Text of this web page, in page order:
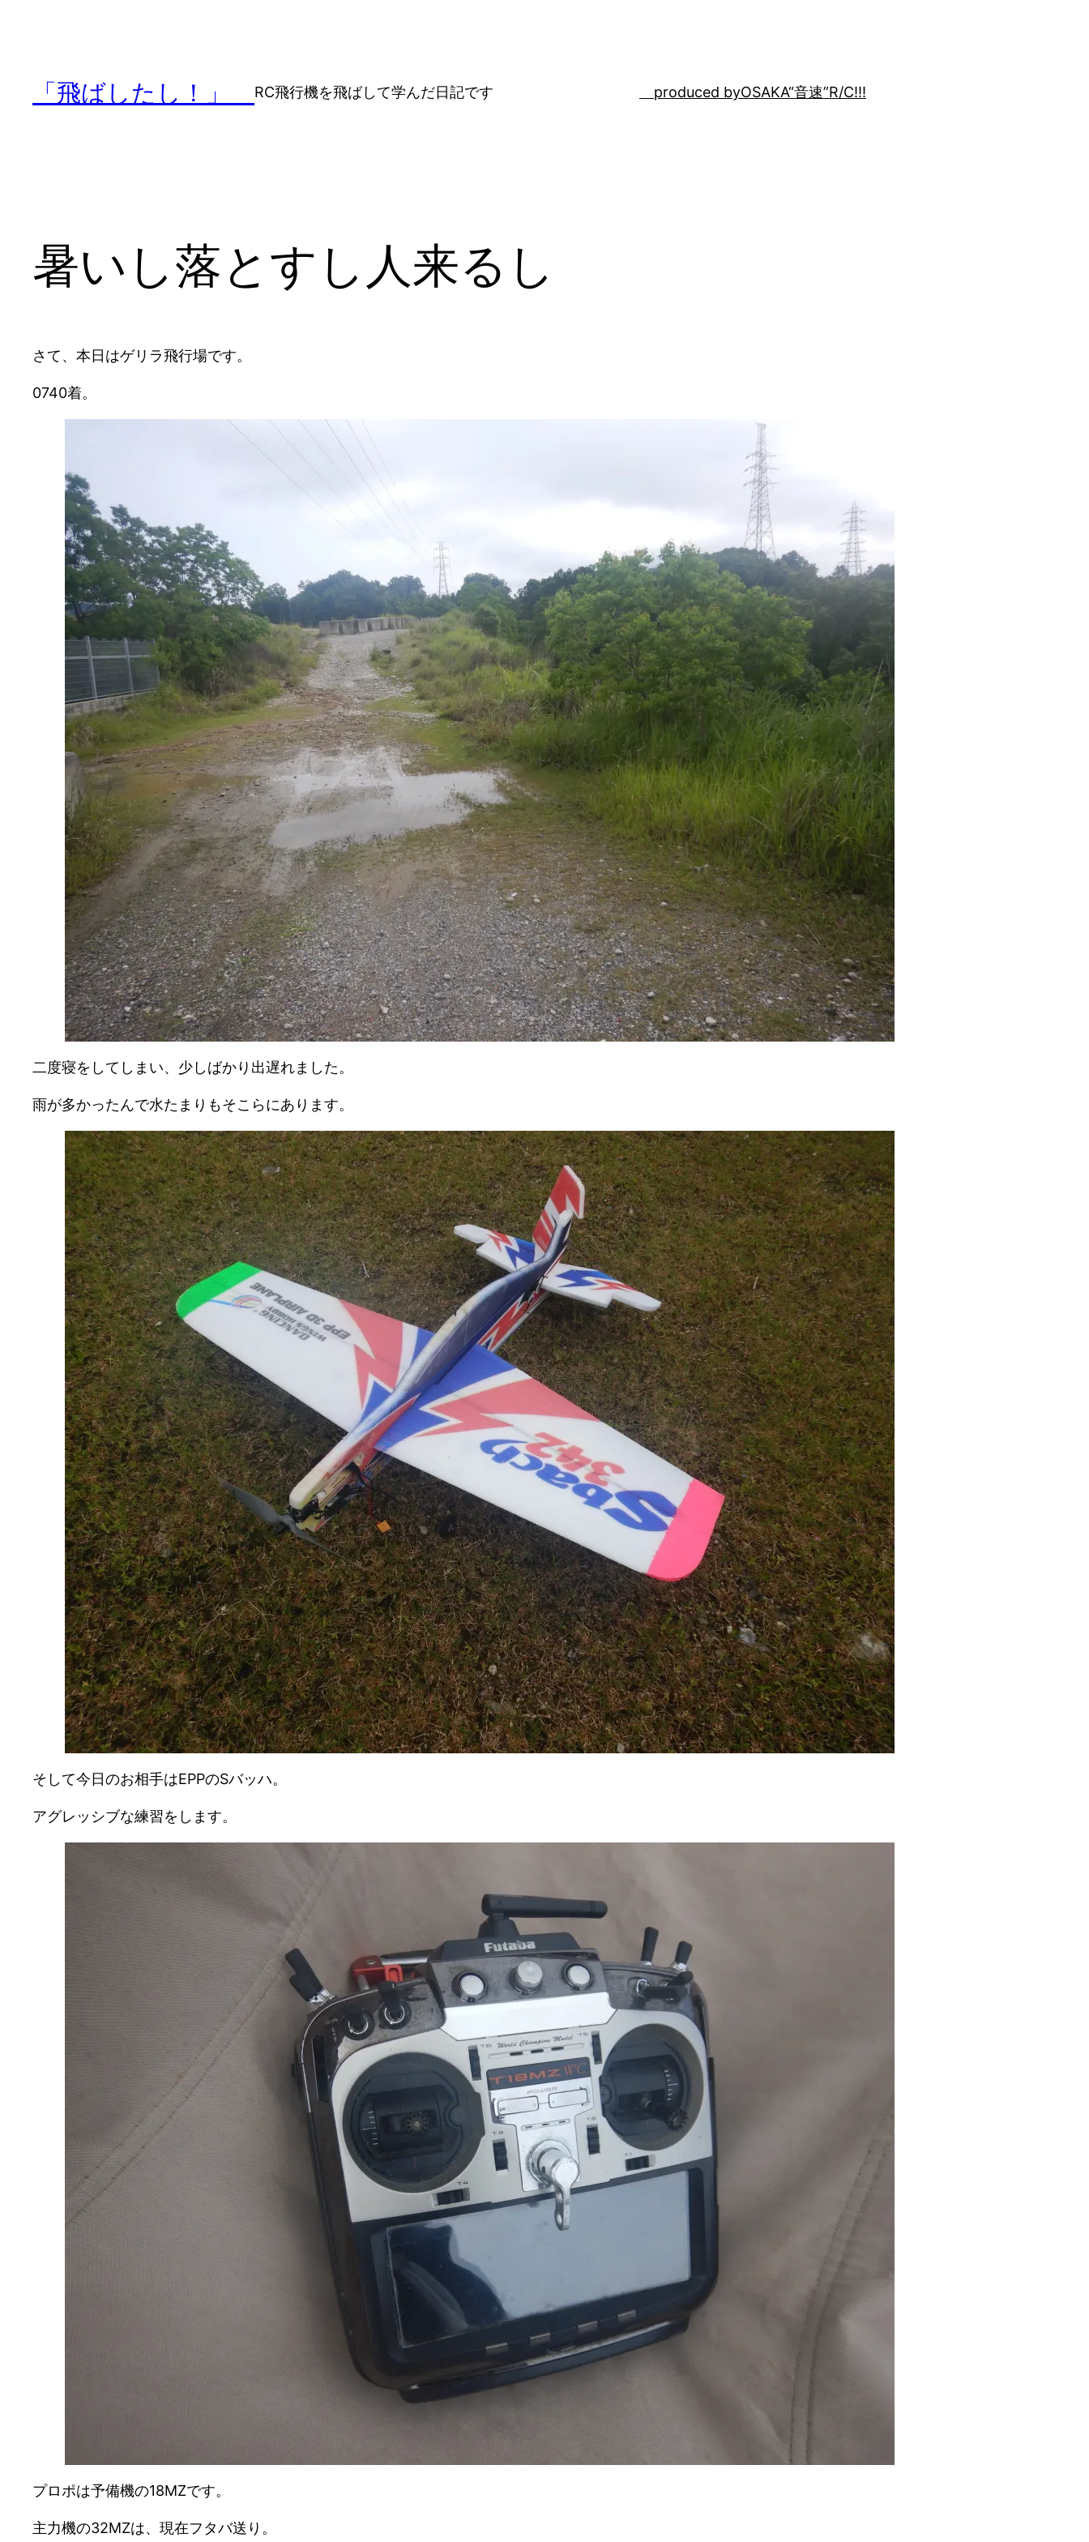
「飛ばしたし！」 RC飛行機を飛ばして学んだ日記です produced byOSAKA“音速”R/C!!!
暑いし落とすし人来るし
さて、本日はゲリラ飛行場です。
0740着。
二度寝をしてしまい、少しばかり出遅れました。
雨が多かったんで水たまりもそこらにあります。
そして今日のお相手はEPPのSバッハ。
アグレッシブな練習をします。
プロポは予備機の18MZです。
主力機の32MZは、現在フタバ送り。